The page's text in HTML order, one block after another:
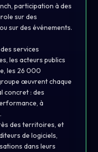
participation à des
sur des
sur des événements.
services
les acteurs publics
les 26 000
œuvrent chaque
concret : des
à
des territoires, et
de logiciels,
dans leurs